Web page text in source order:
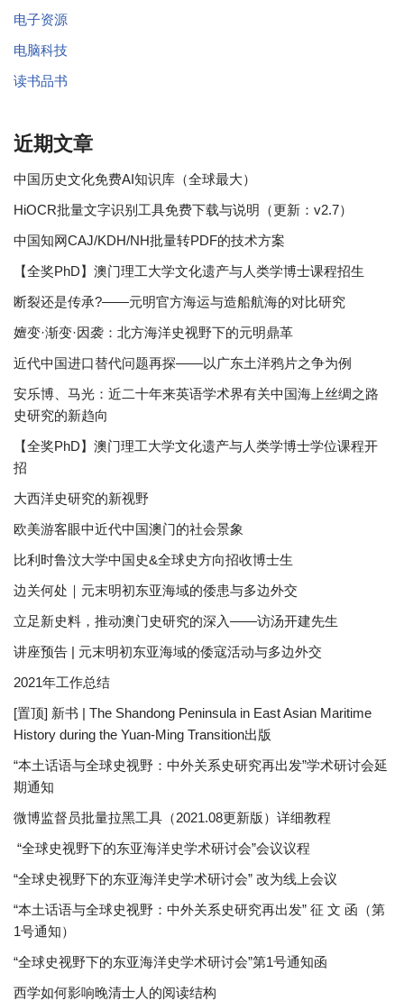
电子资源
电脑科技
读书品书
近期文章
中国历史文化免费AI知识库（全球最大）
HiOCR批量文字识别工具免费下载与说明（更新：v2.7）
中国知网CAJ/KDH/NH批量转PDF的技术方案
【全奖PhD】澳门理工大学文化遗产与人类学博士课程招生
断裂还是传承?——元明官方海运与造船航海的对比研究
嬗变·渐变·因袭：北方海洋史视野下的元明鼎革
近代中国进口替代问题再探——以广东土洋鸦片之争为例
安乐博、马光：近二十年来英语学术界有关中国海上丝绸之路
史研究的新趋向
【全奖PhD】澳门理工大学文化遗产与人类学博士学位课程开
招
大西洋史研究的新视野
欧美游客眼中近代中国澳门的社会景象
比利时鲁汶大学中国史&全球史方向招收博士生
边关何处｜元末明初东亚海域的倭患与多边外交
立足新史料，推动澳门史研究的深入——访汤开建先生
讲座预告 | 元末明初东亚海域的倭寇活动与多边外交
2021年工作总结
[置顶] 新书 | The Shandong Peninsula in East Asian Maritime
History during the Yuan-Ming Transition出版
“本土话语与全球史视野：中外关系史研究再出发”学术研讨会延
期通知
微博监督员批量拉黑工具（2021.08更新版）详细教程
“全球史视野下的东亚海洋史学术研讨会”会议议程
“全球史视野下的东亚海洋史学术研讨会” 改为线上会议
“本土话语与全球史视野：中外关系史研究再出发” 征 文 函（第
1号通知）
“全球史视野下的东亚海洋史学术研讨会”第1号通知函
西学如何影响晚清士人的阅读结构